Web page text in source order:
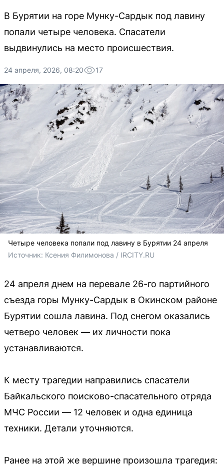
В Бурятии на горе Мунку-Сардык под лавину
попали четыре человека. Спасатели
выдвинулись на место происшествия.
24 апреля, 2026, 08:20 17
Четыре человека попали под лавину в Бурятии 24 апреля
Источник: Ксения Филимонова / IRCITY.RU
24 апреля днем на перевале 26-го партийного
съезда горы Мунку-Сардык в Окинском районе
Бурятии сошла лавина. Под снегом оказались
четверо человек — их личности пока
устанавливаются.
К месту трагедии направились спасатели
Байкальского поисково-спасательного отряда
МЧС России — 12 человек и одна единица
техники. Детали уточняются.
Ранее на этой же вершине произошла трагедия: